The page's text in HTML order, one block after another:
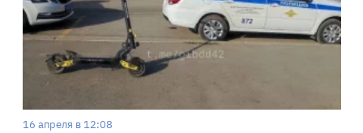
16 апреля в 12:08